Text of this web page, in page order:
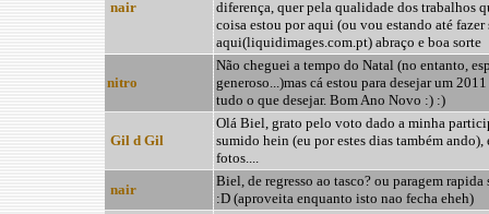
nair
diferença, quer pela qualidade dos trabalhos
coisa estou por aqui (ou vou estando até
aqui(liquidimages.com.pt) abraço e boa sorte
nitro
Não cheguei a tempo do Natal (no entanto,
generoso...)mas cá estou para desejar um
tudo o que desejar. Bom Ano Novo :) :)
Gil d Gil
Olá Biel, grato pelo voto dado a minha
sumido hein (eu por estes dias também ando),
fotos....
nair
Biel, de regresso ao tasco? ou paragem
:D (aproveita enquanto isto nao fecha eheh)